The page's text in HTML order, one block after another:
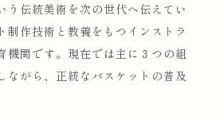
う伝統美術を次の世代へ伝えてい
制作技術と教養をもつインストラ
機関です。現在では主に３つの組
ながら、正統なバスケットの普及